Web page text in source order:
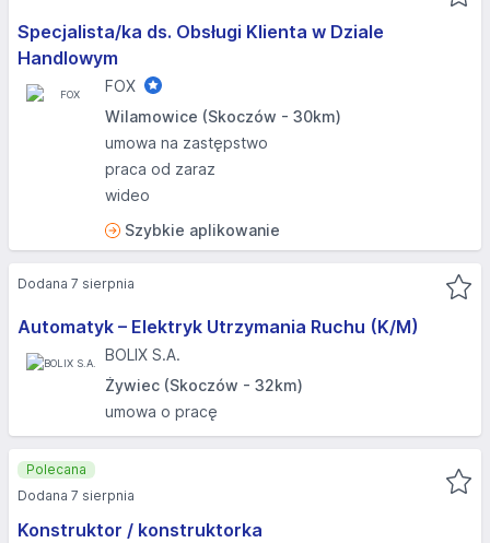
Specjalista/ka ds. Obsługi Klienta w Dziale
Handlowym
FOX
Wilamowice (Skoczów - 30km)
umowa na zastępstwo
praca od zaraz
wideo
Szybkie aplikowanie
Automatyk – Elektryk Utrzymania Ruchu (K/M)
BOLIX S.A.
Żywiec (Skoczów - 32km)
umowa o pracę
Dodana 7 sierpnia
Konstruktor / konstruktorka
Polecana
Dodana 7 sierpnia